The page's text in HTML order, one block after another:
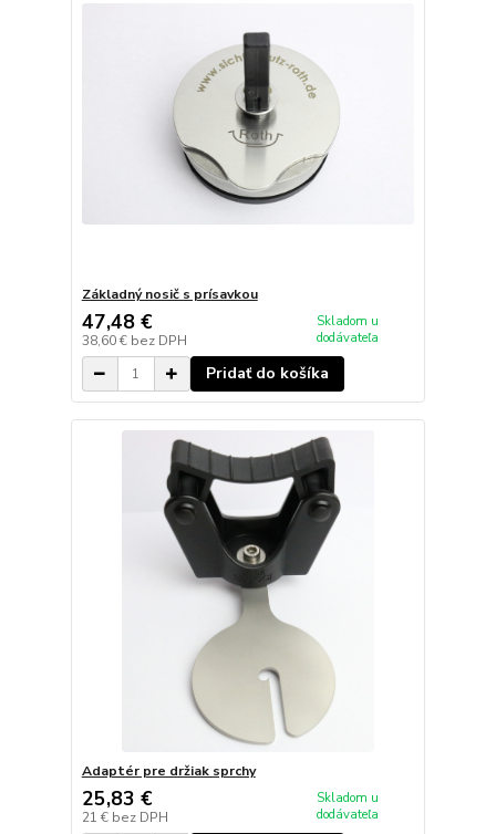
Základný nosič s prísavkou
47,48 €
38,60 € bez DPH
Skladom u
dodávateľa
Pridať do košíka
Adaptér pre držiak sprchy
25,83 €
21 € bez DPH
Skladom u
dodávateľa